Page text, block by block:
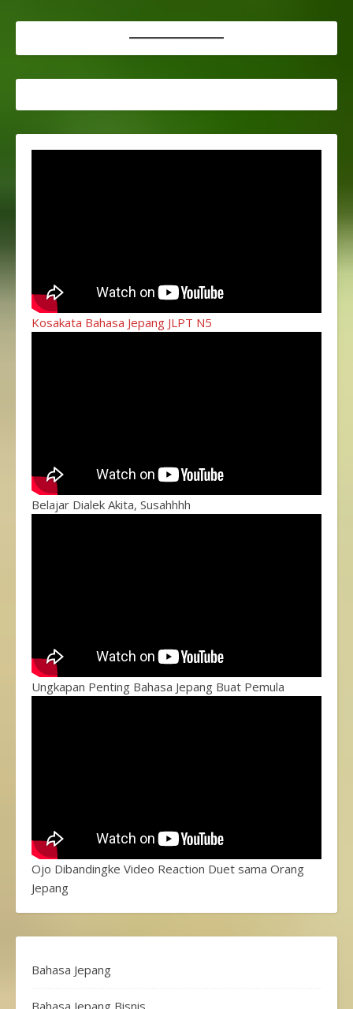
Kosakata Bahasa Jepang JLPT N5
Belajar Dialek Akita, Susahhhh
Ungkapan Penting Bahasa Jepang Buat Pemula
Ojo Dibandingke Video Reaction Duet sama Orang
Jepang
Bahasa Jepang
Bahasa Jepang Bisnis